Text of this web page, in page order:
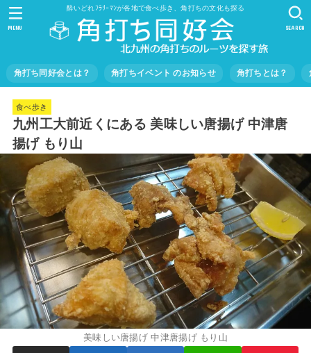
酔いどれﾌﾗﾘｰﾏﾝが各地で食べ歩き、角打ちの文化も探る
角打ち同好会とは？ 角打ちイベント のお知らせ 角打ちとは？
SEARCH
MENU
食べ歩き
九州工大前近くにある 美味しい唐揚げ 中津唐
揚げ もり山
美味しい唐揚げ 中津唐揚げ もり山